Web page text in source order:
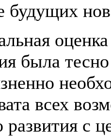
будущих
была
всех
развития с